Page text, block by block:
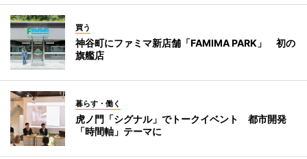
買う
神谷町にファミマ新店舗「FAMIMA PARK」 初の
旗艦店
暮らす・働く
虎ノ門「シグナル」でトークイベント 都市開発
「時間軸」テーマに